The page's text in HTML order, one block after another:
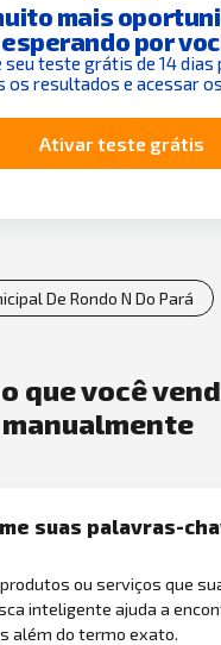
mais
esperando por
seu teste grátis de 14 dias
os resultados e acessar
Ativar teste grátis
De Rondo N Do Pará
que você
suas palavras-
ou serviços que
inteligente ajuda a
além do termo exato.